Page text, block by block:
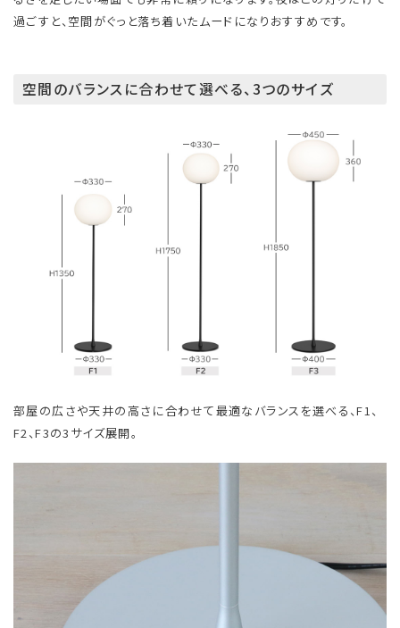
過ごすと、空間がぐっと落ち着いたムードになりおすすめです。
空間のバランスに合わせて選べる、3つのサイズ
部屋の広さや天井の高さに合わせて最適なバランスを選べる、F1、
F2、F3の3サイズ展開。